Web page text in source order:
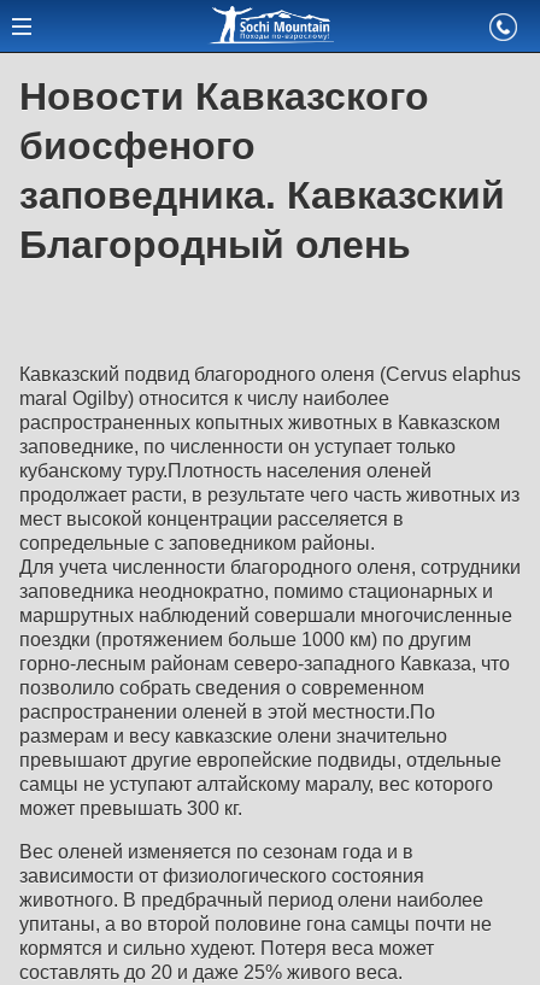
Новости Кавказского
биосфеного
заповедника. Кавказский
Благородный олень
Кавказский подвид благородного оленя (Cervus elaphus
maral Ogilby) относится к числу наиболее
распространенных копытных животных в Кавказском
заповеднике, по численности он уступает только
кубанскому туру.Плотность населения оленей
продолжает расти, в результате чего часть животных из
мест высокой концентрации расселяется в
сопредельные с заповедником районы.
Для учета численности благородного оленя, сотрудники
заповедника неоднократно, помимо стационарных и
маршрутных наблюдений совершали многочисленные
поездки (протяжением больше 1000 км) по другим
горно-лесным районам северо-западного Кавказа, что
позволило собрать сведения о современном
распространении оленей в этой местности.По
размерам и весу кавказские олени значительно
превышают другие европейские подвиды, отдельные
самцы не уступают алтайскому маралу, вес которого
может превышать 300 кг.
Вес оленей изменяется по сезонам года и в
зависимости от физиологического состояния
животного. В предбрачный период олени наиболее
упитаны, а во второй половине гона самцы почти не
кормятся и сильно худеют. Потеря веса может
составлять до 20 и даже 25% живого веса.